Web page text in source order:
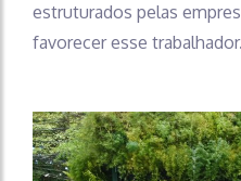
estruturados pelas
favorecer esse trabalhador.